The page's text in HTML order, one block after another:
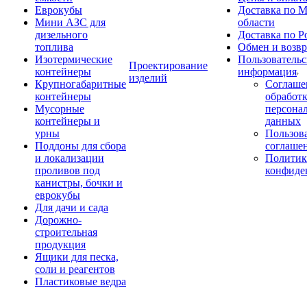
Еврокубы
Мини АЗС для
дизельного
топлива
Изотермические
контейнеры
Крупногабаритные
контейнеры
Мусорные
контейнеры и
урны
Поддоны для сбора
и локализации
проливов под
канистры, бочки и
еврокубы
Для дачи и сада
Дорожно-
строительная
продукция
Ящики для песка,
соли и реагентов
Пластиковые ведра
Проектирование
изделий
Доставка по
области
Доставка по
Обмен и
информация
данных